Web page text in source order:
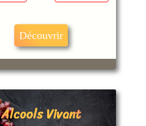
Découvrir
Alcools Vivant